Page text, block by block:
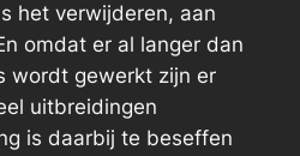
het verwijderen, aan
omdat er al langer dan
wordt gewerkt zijn er
uitbreidingen
is daarbij te beseffen